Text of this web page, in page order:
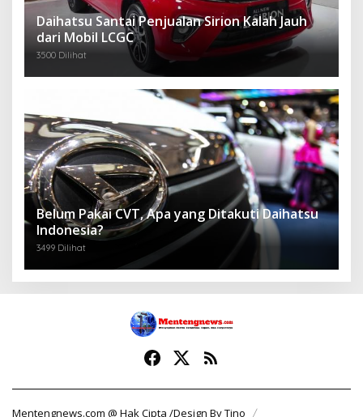
Daihatsu Santai Penjualan Sirion Kalah Jauh
dari Mobil LCGC
3500 Dilihat
Belum Pakai CVT, Apa yang Ditakuti Daihatsu
Indonesia?
3499 Dilihat
Mentengnews.com @ Hak Cipta /Design By Tino